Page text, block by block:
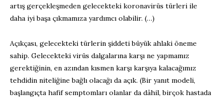
artış gerçekleşmeden gelecekteki koronavirüs türleri ile
daha iyi başa çıkmamıza yardımcı olabilir. (…)
Açıkçası, gelecekteki türlerin şiddeti büyük ahlaki öneme
sahip. Gelecekteki virüs dalgalarına karşı ne yapmamız
gerektiğinin, en azından kısmen karşı karşıya kalacağımız
tehdidin niteliğine bağlı olacağı da açık. (Bir yanıt modeli,
başlangıçta hafif semptomları olanlar da dâhil, birçok hastada